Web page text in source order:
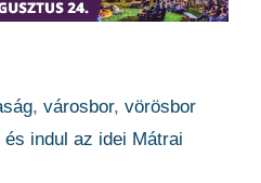
,városbor,vörösbor
indul az idei Mátrai